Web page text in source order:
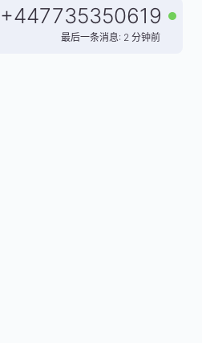
+447735350619
最后一条消息: 2 分钟前